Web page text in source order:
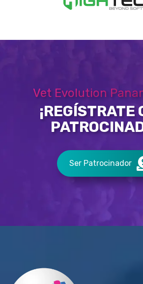
Vet Evolution
¡REGÍSTRATE
Ser Patrocinador